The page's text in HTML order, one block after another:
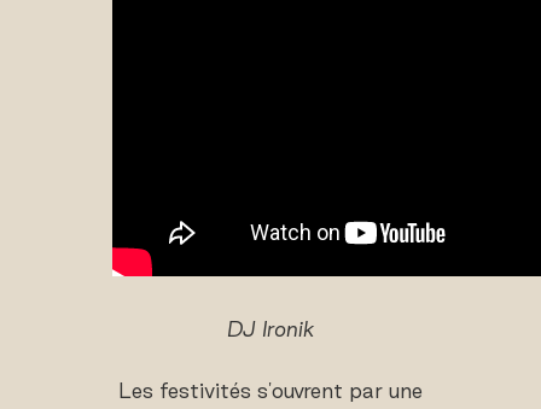
DJ Ironik
Les festivités s'ouvrent par une